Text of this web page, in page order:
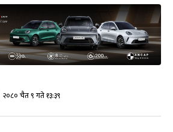
२०८० चैत ९ गते १३:३९